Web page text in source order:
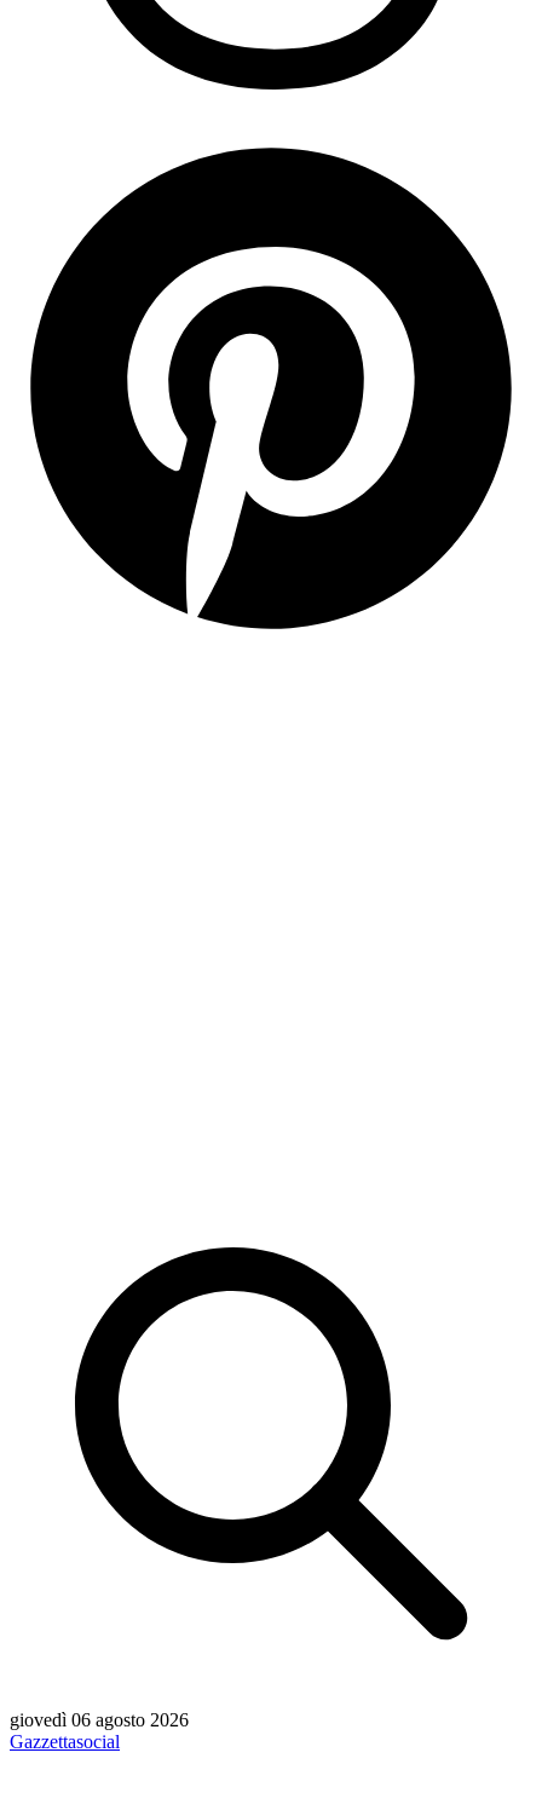
giovedì 06 agosto 2026
Gazzettasocial